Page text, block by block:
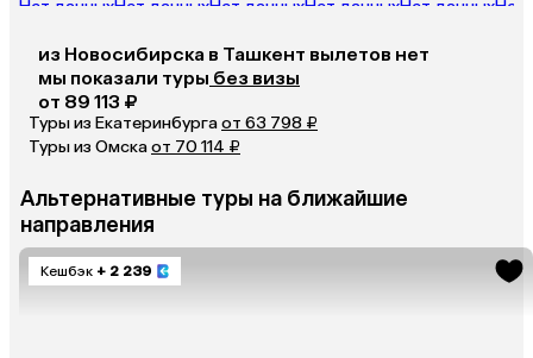
Нет данныхНет данныхНет данныхНет данныхНет данныхНет
из Новосибирска в Ташкент вылетов нет
мы показали туры без визы
от 89 113 ₽
Туры из Екатеринбургаот 63 798 ₽
Туры из Омскаот 70 114 ₽
Альтернативные туры на ближайшие
направления
Кешбэк + 2 239